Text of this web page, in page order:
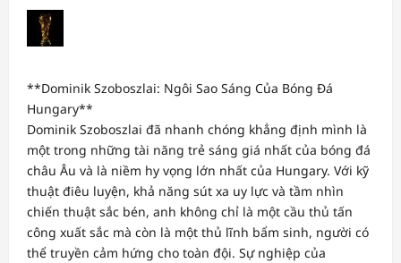
**Dominik Szoboszlai: Ngôi Sao Sáng Của Bóng Đá
Hungary**
Dominik Szoboszlai đã nhanh chóng khẳng định mình là
một trong những tài năng trẻ sáng giá nhất của bóng đá
châu Âu và là niềm hy vọng lớn nhất của Hungary. Với kỹ
thuật điêu luyện, khả năng sút xa uy lực và tầm nhìn
chiến thuật sắc bén, anh không chỉ là một cầu thủ tấn
công xuất sắc mà còn là một thủ lĩnh bẩm sinh, người có
thể truyền cảm hứng cho toàn đội. Sự nghiệp của